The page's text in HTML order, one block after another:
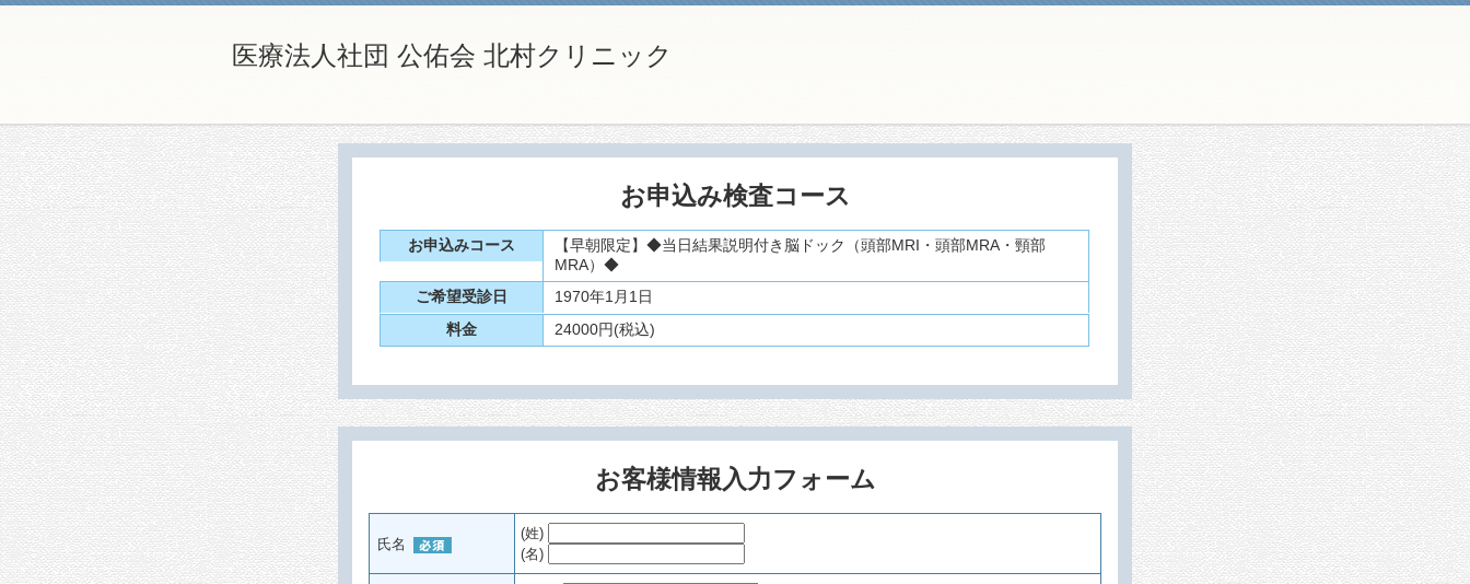
医療法人社団 公佑会 北村クリニック
お申込み検査コース
お申込みコース
【早朝限定】◆当日結果説明付き脳ドック（頭部MRI・頭部MRA・頸部
MRA）◆
ご希望受診日
1970年1月1日
料金
24000円(税込)
お客様情報入力フォーム
氏名
(姓)
(名)